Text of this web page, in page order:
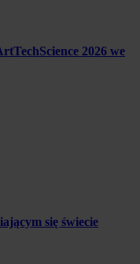
2026 we
się świecie